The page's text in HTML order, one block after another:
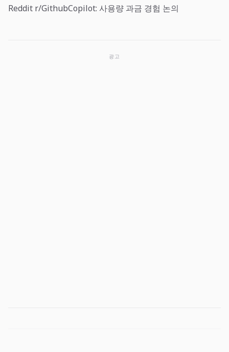
Reddit r/GithubCopilot: 사용량 과금 경험 논의
광고